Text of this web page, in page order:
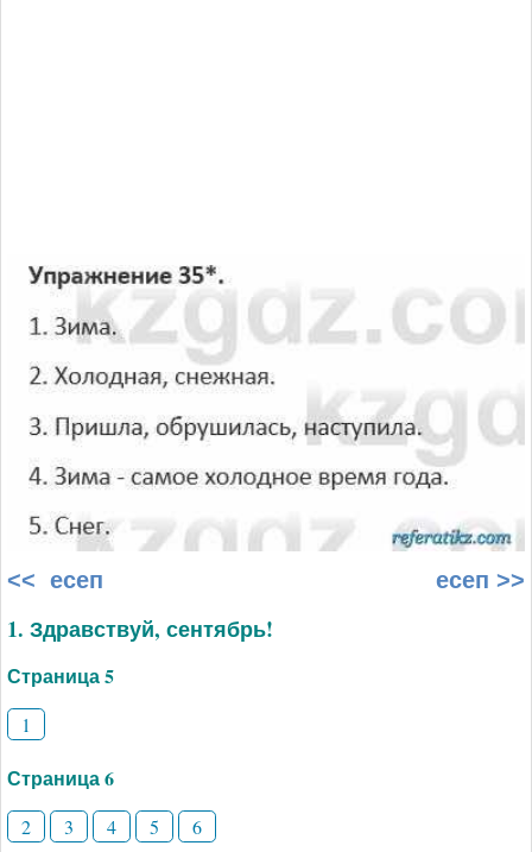
<< есеп есеп >>
1. Здравствуй, сентябрь!
Страница 5
1
Страница 6
2 3 4 5 6